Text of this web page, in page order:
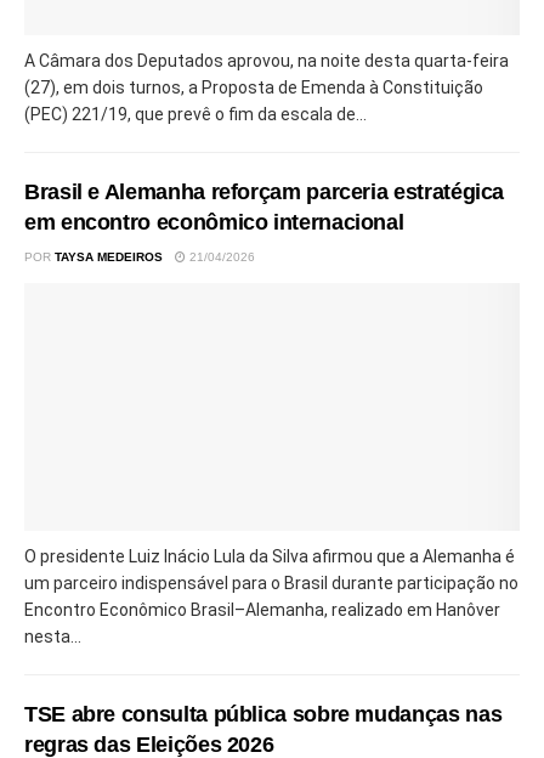
A Câmara dos Deputados aprovou, na noite desta quarta-feira
(27), em dois turnos, a Proposta de Emenda à Constituição
(PEC) 221/19, que prevê o fim da escala de...
Brasil e Alemanha reforçam parceria estratégica
em encontro econômico internacional
POR TAYSA MEDEIROS 21/04/2026
O presidente Luiz Inácio Lula da Silva afirmou que a Alemanha é
um parceiro indispensável para o Brasil durante participação no
Encontro Econômico Brasil–Alemanha, realizado em Hanôver
nesta...
TSE abre consulta pública sobre mudanças nas
regras das Eleições 2026